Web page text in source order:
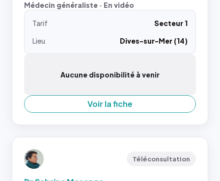
Médecin généraliste · En vidéo
Tarif
Secteur 1
Lieu
Dives-sur-Mer (14)
Aucune disponibilité à venir
Voir la fiche
Téléconsultation